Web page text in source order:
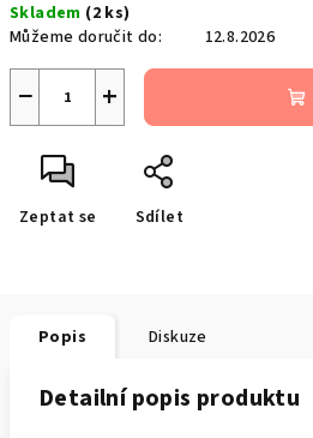
cena:
Skladem (2 ks)
Můžeme doručit do:
12.8.2026
+
−
Zeptat se Sdílet
Popis Diskuze
Detailní popis produktu